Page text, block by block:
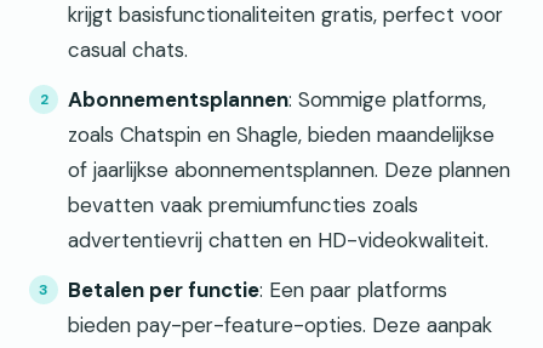
krijgt basisfunctionaliteiten gratis, perfect voor
casual chats.
Abonnementsplannen: Sommige platforms,
zoals Chatspin en Shagle, bieden maandelijkse
of jaarlijkse abonnementsplannen. Deze plannen
bevatten vaak premiumfuncties zoals
advertentievrij chatten en HD-videokwaliteit.
Betalen per functie: Een paar platforms
bieden pay-per-feature-opties. Deze aanpak